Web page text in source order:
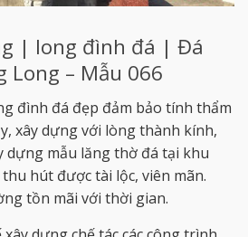
| long đình đá | Đá
Long – Mẫu 066
đình đá đẹp đảm bảo tính thẩm
xây dựng với lòng thành kính,
dựng mẫu lăng thờ đá tại khu
hút được tài lộc, viên mãn.
tồn mãi với thời gian.